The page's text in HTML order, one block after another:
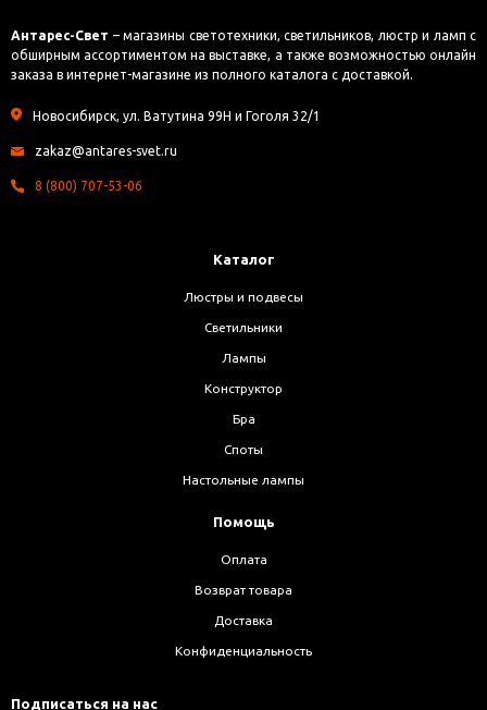
Антарес-Свет – магазины светотехники, светильников, люстр и ламп с
обширным ассортиментом на выставке, а также возможностью онлайн
заказа в интернет-магазине из полного каталога с доставкой.
Новосибирск, ул. Ватутина 99Н и Гоголя 32/1
zakaz@antares-svet.ru
8 (800) 707-53-06
Каталог
Люстры и подвесы
Светильники
Лампы
Конструктор
Бра
Споты
Настольные лампы
Помощь
Оплата
Возврат товара
Доставка
Конфиденциальность
Подписаться на нас